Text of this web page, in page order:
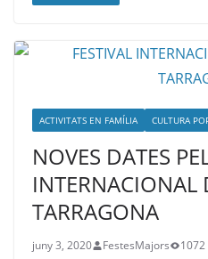
ACTIVITATS EN FAMÍLIA CULTURA
NOVES DATES
INTERNACIONAL
TARRAGONA
juny 3, 2020 FestesMajors 1072